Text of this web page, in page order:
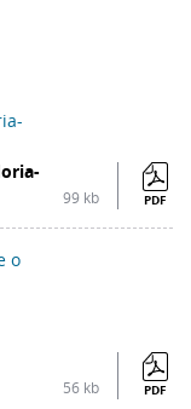
99 kb PDF
o
56 kb PDF